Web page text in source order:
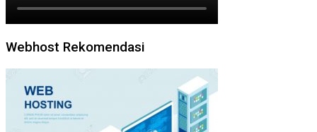
Webhost Rekomendasi